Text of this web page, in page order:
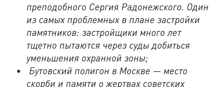
преподобного Сергия Радонежского. Один
из самых проблемных в плане застройки
памятников: застройщики много лет
тщетно пытаются через суды добиться
уменьшения охранной зоны;
Бутовский полигон в Москве — место
скорби и памяти о жертвах советских